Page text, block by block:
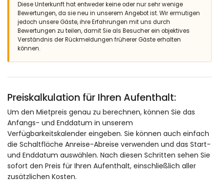
Diese Unterkunft hat entweder keine oder nur sehr wenige
Bewertungen, da sie neu in unserem Angebot ist. Wir ermutigen
jedoch unsere Gäste, ihre Erfahrungen mit uns durch
Bewertungen zu teilen, damit Sie als Besucher ein objektives
Verständnis der Rückmeldungen früherer Gäste erhalten
können.
Preiskalkulation für Ihren Aufenthalt:
Um den Mietpreis genau zu berechnen, können Sie das
Anfangs- und Enddatum in unserem
Verfügbarkeitskalender eingeben. Sie können auch einfach
die Schaltfläche Anreise-Abreise verwenden und das Start-
und Enddatum auswählen. Nach diesen Schritten sehen Sie
sofort den Preis für Ihren Aufenthalt, einschließlich aller
zusätzlichen Kosten.